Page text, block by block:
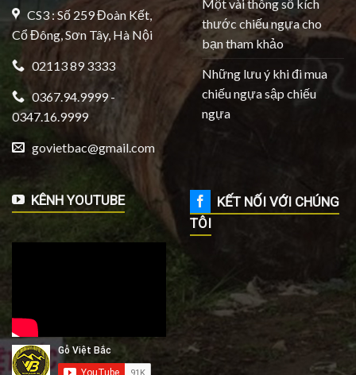
CS3 : Số 259 Đoàn Kết,
Cổ Đông, Sơn Tây, Hà Nội
02113 89 3333
0367.94.9999 -
0347.16.9999
govietbac@gmail.com
Một vài thông số kích
thước chiếu ngựa cho
bạn tham khảo
Những lưu ý khi đi mua
chiếu ngựa sập chiếu
ngựa
KÊNH YOUTUBE
KẾT NỐI VỚI CHÚNG
TÔI